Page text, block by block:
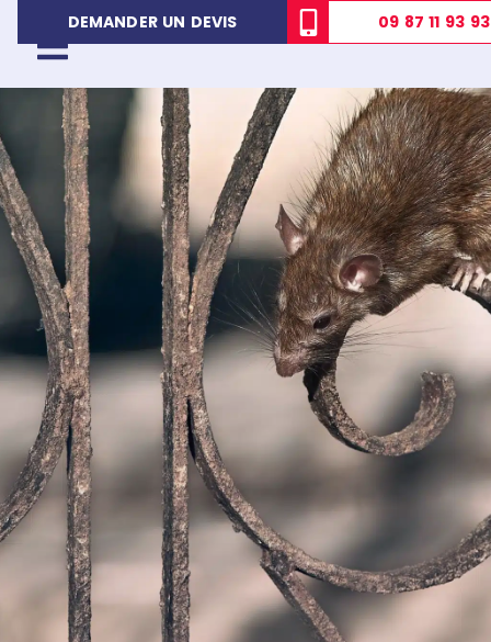
DEMANDER UN DEVIS 09 87 11 93 93